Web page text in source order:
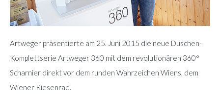
Artweger präsentierte am 25. Juni 2015 die neue Duschen-
Komplettserie Artweger 360 mit dem revolutionären 360°
Scharnier direkt vor dem runden Wahrzeichen Wiens, dem
Wiener Riesenrad.